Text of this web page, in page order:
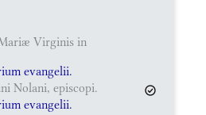
Virginis in
evangelii.
Nolani, episcopi.
evangelii.